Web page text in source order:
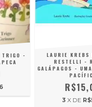
TRIGO -
LAURIE KREBS
RESTELLI -
GALÁPAGOS -
3 X DE